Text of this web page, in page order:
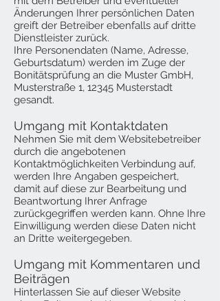
Änderungen Ihrer persönlichen Daten
greift der Betreiber ebenfalls auf dritte
Dienstleister zurück.
Ihre Personendaten (Name, Adresse,
Geburtsdatum) werden im Zuge der
Bonitätsprüfung an die Muster GmbH,
Musterstraße 1, 12345 Musterstadt
gesandt.
Umgang mit Kontaktdaten
Nehmen Sie mit dem Websitebetreiber
durch die angebotenen
Kontaktmöglichkeiten Verbindung auf,
werden Ihre Angaben gespeichert,
damit auf diese zur Bearbeitung und
Beantwortung Ihrer Anfrage
zurückgegriffen werden kann. Ohne Ihre
Einwilligung werden diese Daten nicht
an Dritte weitergegeben.
Umgang mit Kommentaren und
Beiträgen
Hinterlassen Sie auf dieser Website